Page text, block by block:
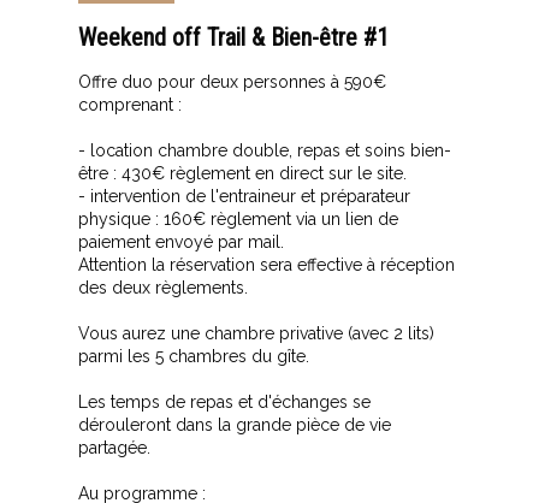
Weekend off Trail & Bien-être #1
Offre duo pour deux personnes à 590€
comprenant :
- location chambre double, repas et soins bien-
être : 430€ règlement en direct sur le site.
- intervention de l'entraineur et préparateur
physique : 160€ règlement via un lien de
paiement envoyé par mail.
Attention la réservation sera effective à réception
des deux règlements.
Vous aurez une chambre privative (avec 2 lits)
parmi les 5 chambres du gîte.
Les temps de repas et d'échanges se
dérouleront dans la grande pièce de vie
partagée.
Au programme :